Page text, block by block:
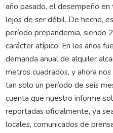
año pasado, el desempeño
lejos de ser débil. De hecho,
período prepandemia, siendo
carácter atípico. En los años
demanda anual de alquiler
metros cuadrados, y ahora
tan solo un período de seis
cuenta que nuestro informe
reportadas oficialmente, ya
locales, comunicados de